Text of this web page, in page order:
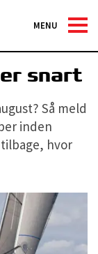
MENU
-
snart
Så meld
inden
hvor